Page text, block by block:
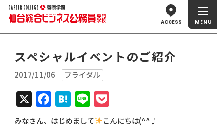
ACCESS
スペシャルイベントのご紹介
2017/11/06 ブライダル
X Facebook
Hatena
Line
みなさん、はじめまして
こんにちは(^^♪